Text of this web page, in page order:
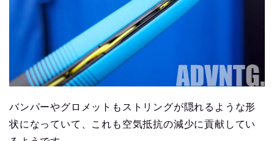
バンパーやグロメットもストリングが隠れるような形
状になっていて、これも空気抵抗の減少に貢献してい